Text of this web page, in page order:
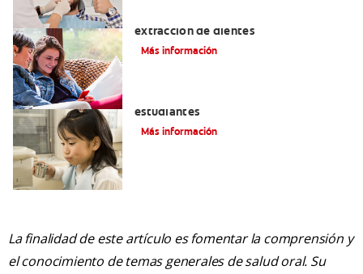
extracción de dientes
Más información
estudiantes
Más información
La finalidad de este artículo es fomentar la comprensión y
el conocimiento de temas generales de salud oral. Su